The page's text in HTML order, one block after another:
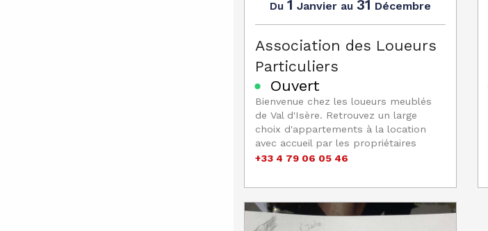
Du 1 Janvier au 31 Décembre
Association des Loueurs
Particuliers
Ouvert
Bienvenue chez les loueurs meublés
de Val d'Isère. Retrouvez un large
choix d'appartements à la location
avec accueil par les propriétaires
+33 4 79 06 05 46